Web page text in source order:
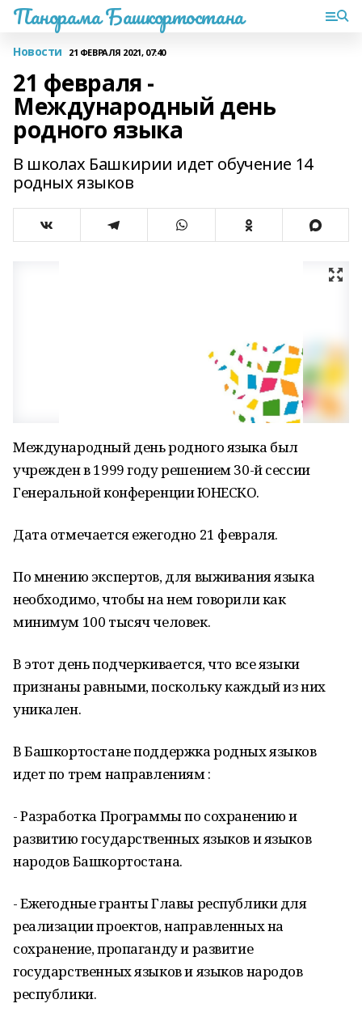
Панорама Башкортостана
Новости 21 ФЕВРАЛЯ 2021, 07:40
21 февраля -
Международный день
родного языка
В школах Башкирии идет обучение 14
родных языков
Международный день родного языка был
учрежден в 1999 году решением 30-й сессии
Генеральной конференции ЮНЕСКО.
Дата отмечается ежегодно 21 февраля.
По мнению экспертов, для выживания языка
необходимо, чтобы на нем говорили как
минимум 100 тысяч человек.
В этот день подчеркивается, что все языки
признаны равными, поскольку каждый из них
уникален.
В Башкортостане поддержка родных языков
идет по трем направлениям :
- Разработка Программы по сохранению и
развитию государственных языков и языков
народов Башкортостана.
- Ежегодные гранты Главы республики для
реализации проектов, направленных на
сохранение, пропаганду и развитие
государственных языков и языков народов
республики.